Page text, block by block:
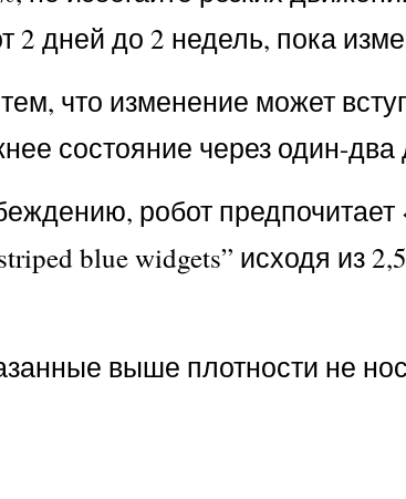
2 дней до 2 недель, пока
что изменение может
состояние через один-
робот
blue widgets” исходя из
выше плотности не